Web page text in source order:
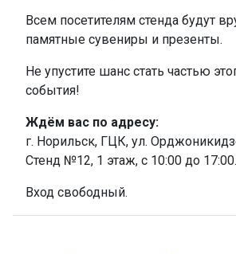
Всем посетителям стенда будут
памятные сувениры и презенты.
Не упустите шанс стать частью
события!
Ждём вас по адресу:
г. Норильск, ГЦК, ул.
Стенд №12, 1 этаж, с 10:00 до 17:00.
Вход свободный.